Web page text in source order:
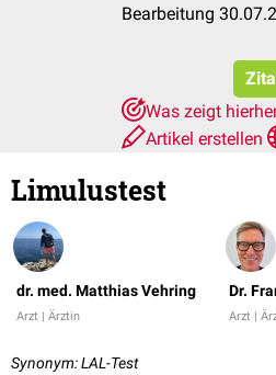
Bearbeitung
Was zeigt
Artikel erstellen
Limulustest
dr. med. Matthias Vehring
Arzt | Ärztin
Dr.
Arzt |
Synonym: LAL-Test